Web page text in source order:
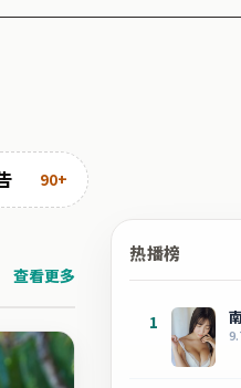
90+
查看更多
热播榜
1